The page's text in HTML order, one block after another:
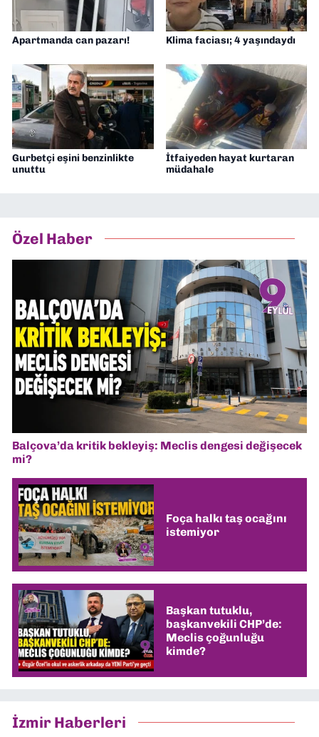
Apartmanda can pazarı! Klima faciası; 4 yaşındaydı
Gurbetçi eşini benzinlikte
unuttu
İtfaiyeden hayat kurtaran
müdahale
Özel Haber
Balçova’da kritik bekleyiş: Meclis dengesi değişecek
mi?
Foça halkı taş ocağını
istemiyor
Başkan tutuklu,
başkanvekili CHP’de:
Meclis çoğunluğu
kimde?
İzmir Haberleri